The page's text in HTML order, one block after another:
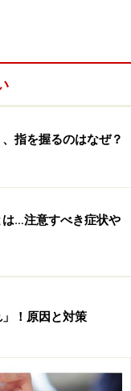
選を全部見る
グッズ・口コミ」
をご確認くださ
容は全ての乳幼児
気になる徴候が見ら
相談してください。
指を握るのはなぜ？
…注意すべき症状や
！原因と対策